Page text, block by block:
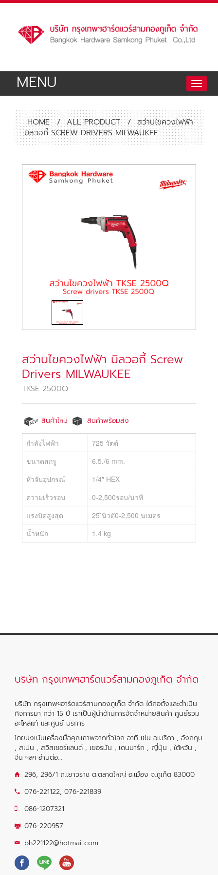
Toggle
MENU
HOME / ALL PRODUCT / สว่านไขควงไฟฟ้า
มิลวอกี้ SCREW DRIVERS MILWAUKEE
สว่านไขควงไฟฟ้า มิลวอกี้ Screw
Drivers MILWAUKEE
TKSE 2500Q
สินค้าใหม่ สินค้าพร้อมส่ง
กำลังไฟฟ้า
725 วัตต์
ขนาดสกรู
6.5./6 mm.
หัวจับอุปกรณ์
1/4″ HEX
ความเร็วรอบ
0-2,500รอบ/นาที
แรงบิดสูงสุด
25 ินิวตั0-2,500 นเมตร
น้ำหนัก
1.4 kg
บริษัท กรุงเทพฯฮาร์ดแวร์สามกองภูเก็ต จำกัด
บริษัท กรุงเทพฯฮาร์ดแวร์สามกองภูเก็ต จำกัด ได้ก่อตั้งและดำเนิน
กิจการมา กว่า 15 ปี เราเป็นผู้นำด้านการจัดจำหน่ายสินค้า ศูนย์รวม
อะไหล่แท้ และศูนย์ บริการ
โดยมุ่งเน้นเครื่องมือคุณภาพจากทั่วโลก อาทิ เช่น อเมริกา , อังกฤษ
, สเปน , สวิสเซอร์แลนด์ , เยอรมัน , เดนมาร์ก , ญี่ปุ่น , ใต้หวัน ,
จีน ฯลฯ อ่านต่อ...
296, 296/1 ถ.เยาวราช ต.ตลาดใหญ่ อ.เมือง จ.ภูเก็ต 83000
076-221122, 076-221839
086-1207321
076-220957
bh221122@hotmail.com